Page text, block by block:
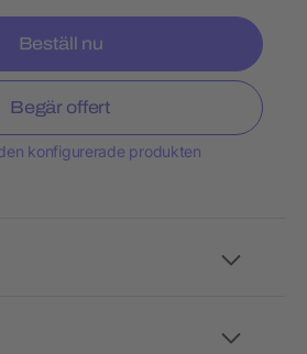
Beställ nu
Begär offert
konfigurerade produkten